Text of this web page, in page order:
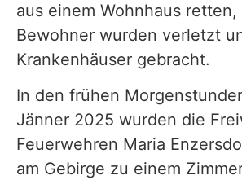
aus einem Wohnhaus retten,
Bewohner wurden verletzt
Krankenhäuser gebracht.
In den frühen
Jänner 2025 wurden die
Feuerwehren Maria
am Gebirge zu einem